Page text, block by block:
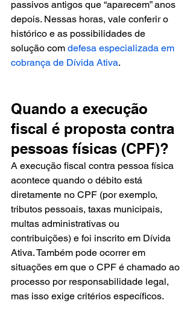
passivos antigos que “aparecem” anos
depois. Nessas horas, vale conferir o
histórico e as possibilidades de
solução com defesa especializada em
cobrança de Dívida Ativa.
Quando a execução
fiscal é proposta contra
pessoas físicas (CPF)?
A execução fiscal contra pessoa física
acontece quando o débito está
diretamente no CPF (por exemplo,
tributos pessoais, taxas municipais,
multas administrativas ou
contribuições) e foi inscrito em Dívida
Ativa. Também pode ocorrer em
situações em que o CPF é chamado ao
processo por responsabilidade legal,
mas isso exige critérios específicos.